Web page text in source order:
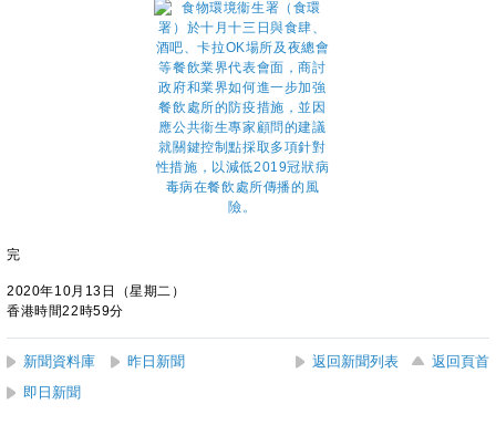
完
2020年10月13日（星期二）
香港時間22時59分
新聞資料庫 昨日新聞 返回新聞列表
返回頁首
即日新聞